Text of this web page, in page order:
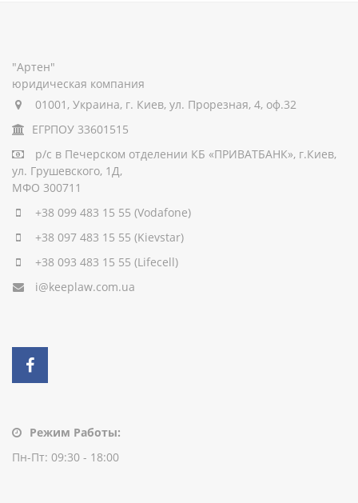
"Артен"
юридическая компания
01001, Украина, г. Киев, ул. Прорезная, 4, оф.32
ЕГРПОУ 33601515
р/с в Печерском отделении КБ «ПРИВАТБАНК», г.Киев,
ул. Грушевского, 1Д,
МФО 300711
+38 099 483 15 55 (Vodafone)
+38 097 483 15 55 (Kievstar)
+38 093 483 15 55 (Lifecell)
i@keeplaw.com.ua
Режим Работы:
Пн-Пт: 09:30 - 18:00